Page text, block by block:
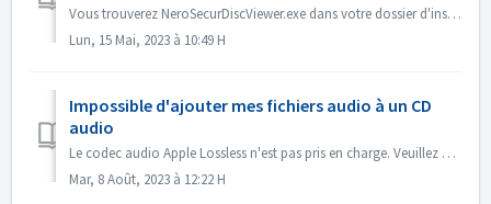
Vous trouverez NeroSecurDiscViewer.exe dans votre dossier d'installation, quelque chose comme : C:\NProgrammes (x86)\NNero\N 2023\NNero Burning ROM\NSec...
Lun, 15 Mai, 2023 à 10:49 H
Impossible d'ajouter mes fichiers audio à un CD
audio
Le codec audio Apple Lossless n'est pas pris en charge. Veuillez vérifier le codec audio de vos fichiers. Ou envoyez-les nous pour vérification.
Mar, 8 Août, 2023 à 12:22 H